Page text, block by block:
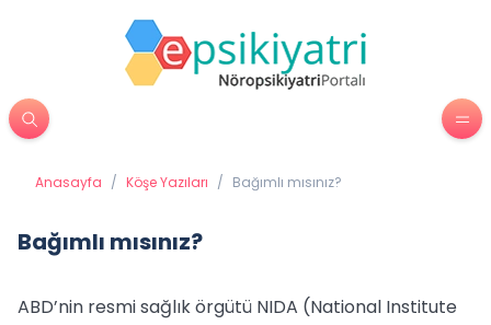
Anasayfa / Köşe Yazıları / Bağımlı mısınız?
Bağımlı mısınız?
ABD’nin resmi sağlık örgütü NIDA (National Institute